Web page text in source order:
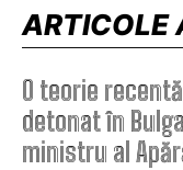
ARTICOLE
O teorie
detonat în
ministru al